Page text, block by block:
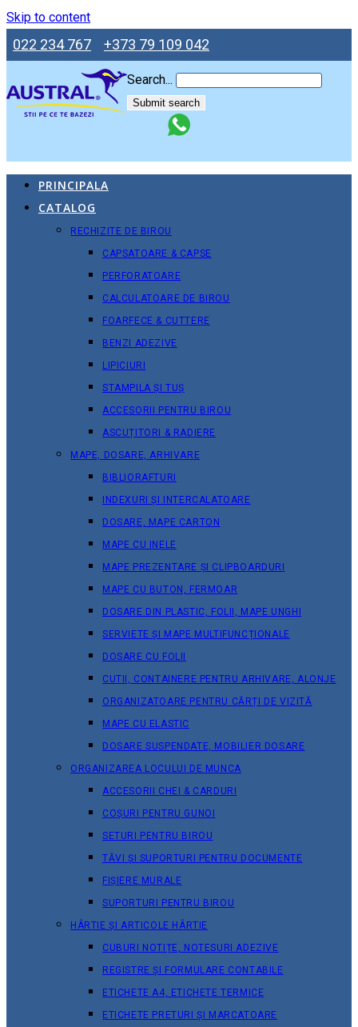
Skip to content
022 234 767 +373 79 109 042
Search...
Submit search
PRINCIPALA
CATALOG
RECHIZITE DE BIROU
CAPSATOARE & CAPSE
PERFORATOARE
CALCULATOARE DE BIROU
FOARFECE & CUTTERE
BENZI ADEZIVE
LIPICIURI
STAMPILA ȘI TUȘ
ACCESORII PENTRU BIROU
ASCUȚITORI & RADIERE
MAPE, DOSARE, ARHIVARE
BIBLIORAFTURI
INDEXURI ȘI INTERCALATOARE
DOSARE, MAPE CARTON
MAPE CU INELE
MAPE PREZENTARE ȘI CLIPBOARDURI
MAPE CU BUTON, FERMOAR
DOSARE DIN PLASTIC, FOLII, MAPE UNGHI
SERVIETE ȘI MAPE MULTIFUNCȚIONALE
DOSARE CU FOLII
CUTII, CONTAINERE PENTRU ARHIVARE, ALONJE
ORGANIZATOARE PENTRU CĂRȚI DE VIZITĂ
MAPE CU ELASTIC
DOSARE SUSPENDATE, MOBILIER DOSARE
ORGANIZAREA LOCULUI DE MUNCA
ACCESORII CHEI & СARDURI
COȘURI PENTRU GUNOI
SETURI PENTRU BIROU
TĂVI ȘI SUPORTURI PENTRU DOCUMENTE
FIȘIERE MURALE
SUPORTURI PENTRU BIROU
HÂRTIE ȘI ARTICOLE HÂRTIE
CUBURI NOTIȚE, NOTESURI ADEZIVE
REGISTRE ȘI FORMULARE CONTABILE
ETICHETE A4, ETICHETE TERMICE
ETICHETE PRETURI ȘI MARCATOARE